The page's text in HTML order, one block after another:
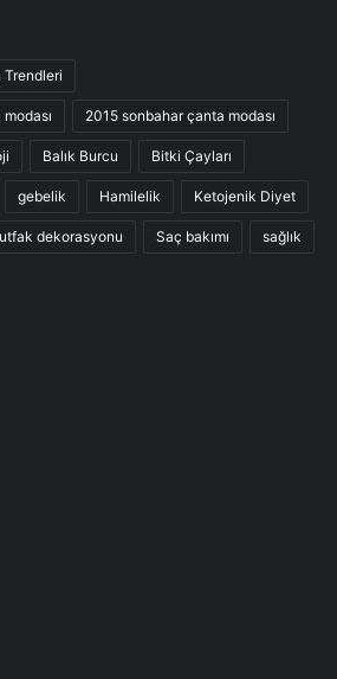
2015 sonbahar çanta modası
Balık Burcu Bitki Çayları
gebelik Hamilelik Ketojenik Diyet
dekorasyonu Saç bakımı sağlık